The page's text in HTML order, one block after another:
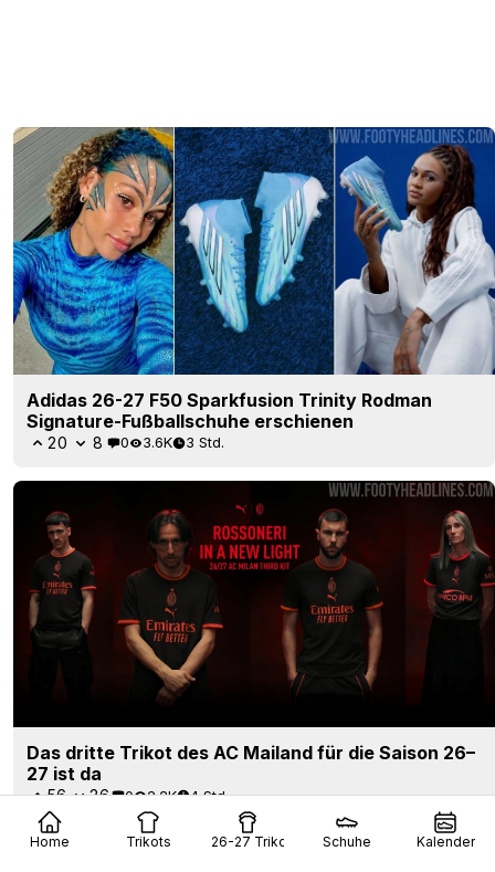
Home Trikots 26-27 Trikots Schuhe Kalender
Adidas 26-27 F50 Sparkfusion Trinity Rodman
Signature-Fußballschuhe erschienen
20 8 0 3.6K 3 Std.
Das dritte Trikot des AC Mailand für die Saison 26–
27 ist da
56 26 0 2.2K 4 Std.